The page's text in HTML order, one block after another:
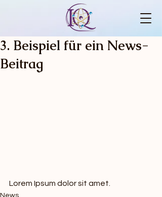
3. Beispiel für ein News-
Beitrag
Lorem Ipsum dolor sit amet.